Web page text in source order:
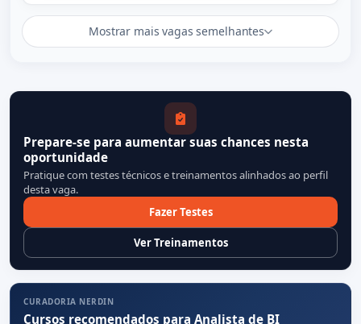
Mostrar mais vagas semelhantes
Prepare-se para aumentar suas chances nesta
oportunidade
Pratique com testes técnicos e treinamentos alinhados ao perfil
desta vaga.
Fazer Testes
Ver Treinamentos
CURADORIA NERDIN
Cursos recomendados para Analista de BI